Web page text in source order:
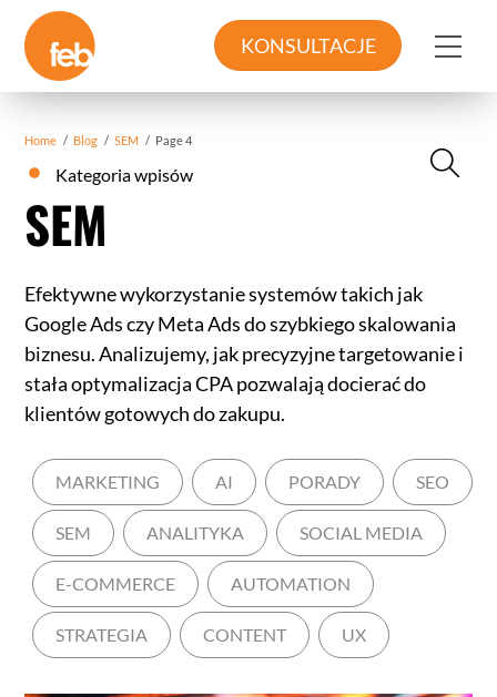
content
KONSULTACJE
Home / Blog / SEM / Page 4
Kategoria wpisów
SEM
Efektywne wykorzystanie systemów takich jak
Google Ads czy Meta Ads do szybkiego skalowania
biznesu. Analizujemy, jak precyzyjne targetowanie i
stała optymalizacja CPA pozwalają docierać do
klientów gotowych do zakupu.
MARKETING AI PORADY SEO
SEM ANALITYKA SOCIAL MEDIA
E-COMMERCE AUTOMATION
STRATEGIA CONTENT UX